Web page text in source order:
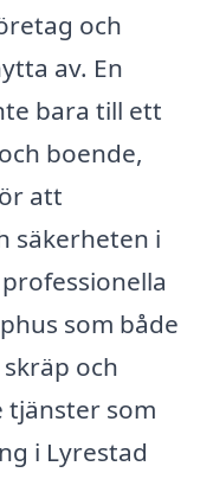
och
av. En
bara till ett
boende,
att
säkerheten i
som både
och
tjänster som
i Lyrestad